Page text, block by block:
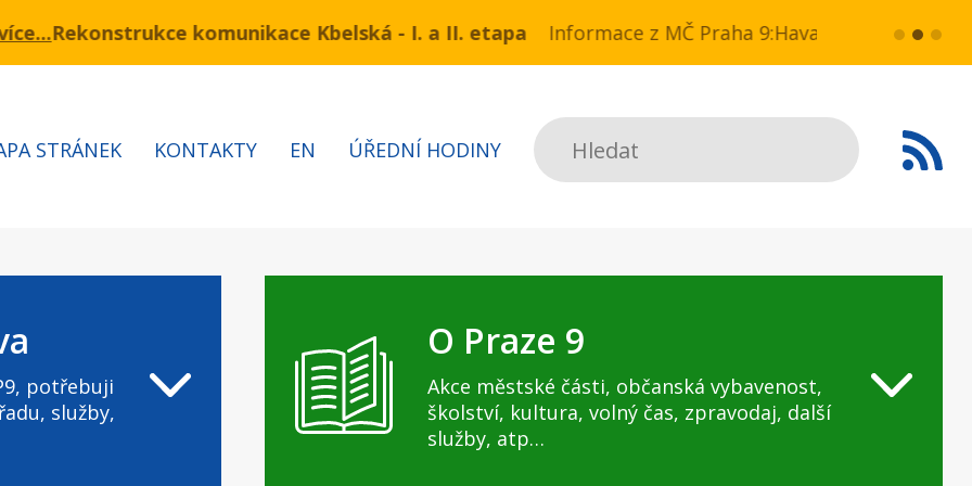
3.7 – 7.8.2026 bude probíhat obnova kabelů VN a NN v ul. Drahobejlova,
komunikace Kbelská - I. a II. etapa Informace z MČ Praha 9:Havarijní stav ulice Kbelská
Hledat
STRÁNEK KONTAKTY EN ÚŘEDNÍ HODINY
potřebuji
služby,
O Praze 9
Akce městské části, občanská vybavenost,
školství, kultura, volný čas, zpravodaj, další
služby, atp…